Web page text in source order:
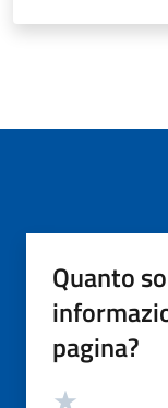
Quanto
pagina?
Valutazione